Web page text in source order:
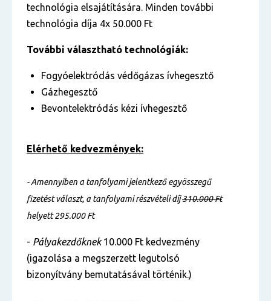
technológia elsajátítására. Minden további
technológia díja 4x 50.000 Ft
További választható technológiák:
Fogyóelektródás védőgázas ívhegesztő
Gázhegesztő
Bevontelektródás kézi ívhegesztő
Elérhető kedvezmények:
- Amennyiben a tanfolyami jelentkező egyösszegű
fizetést választ, a tanfolyami részvételi díj310.000 Ft
helyett 295.000 Ft
- Pályakezdőknek10.000 Ft kedvezmény
(igazolása a megszerzett legutolsó
bizonyítvány bemutatásával történik.)